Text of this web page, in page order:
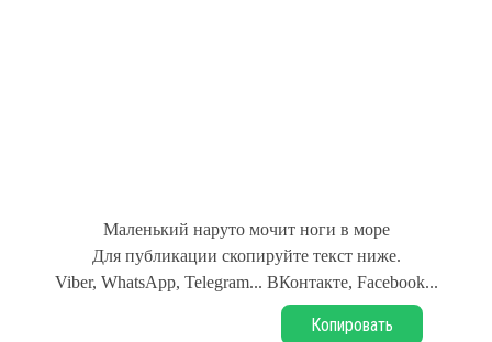
Маленький наруто мочит ноги в море
Для публикации скопируйте текст ниже.
Viber, WhatsApp, Telegram... ВКонтакте, Facebook...
Копировать